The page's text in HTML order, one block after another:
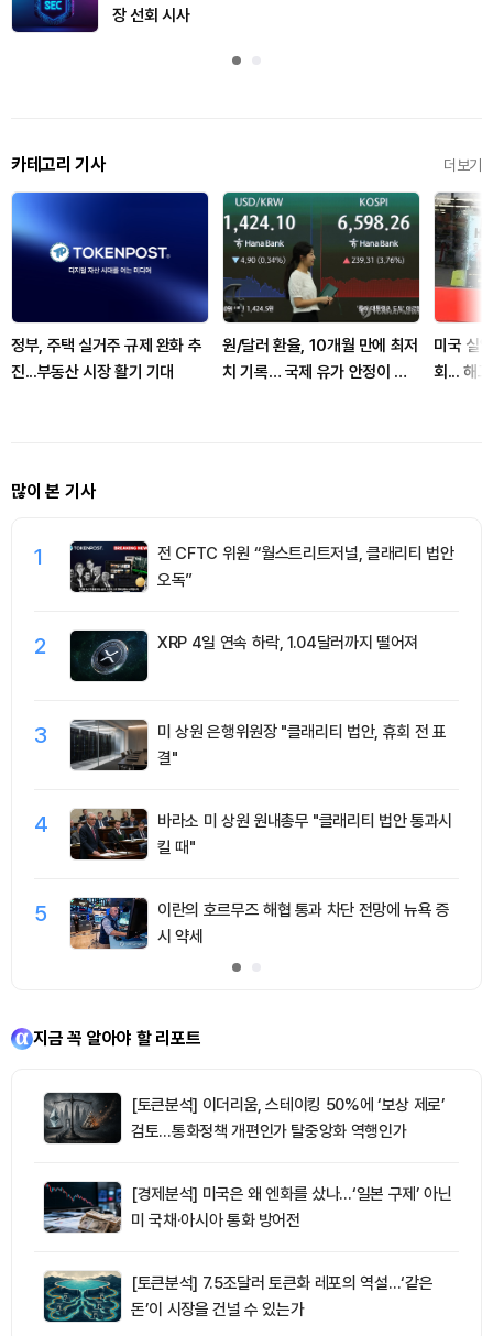
장 선회 시사
카테고리 기사 더보기
정부, 주택 실거주 규제 완화 추
진...부동산 시장 활기 기대
원/달러 환율, 10개월 만에 최저
치 기록… 국제 유가 안정이 배
미국 실
회... 해
많이 본 기사
1
전 CFTC 위원 “월스트리트저널, 클래리티 법안
오독”
2 XRP 4일 연속 하락, 1.04달러까지 떨어져
3
미 상원 은행위원장 "클래리티 법안, 휴회 전 표
결"
4
바라소 미 상원 원내총무 "클래리티 법안 통과시
킬 때"
5
이란의 호르무즈 해협 통과 차단 전망에 뉴욕 증
시 약세
지금 꼭 알아야 할 리포트
[토큰분석] 이더리움, 스테이킹 50%에 ‘보상 제로’
검토…통화정책 개편인가 탈중앙화 역행인가
[경제분석] 미국은 왜 엔화를 샀나…‘일본 구제’ 아닌
미 국채·아시아 통화 방어전
[토큰분석] 7.5조달러 토큰화 레포의 역설…‘같은
돈’이 시장을 건널 수 있는가